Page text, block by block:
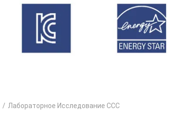
/ Лабораторное Исследование CCC